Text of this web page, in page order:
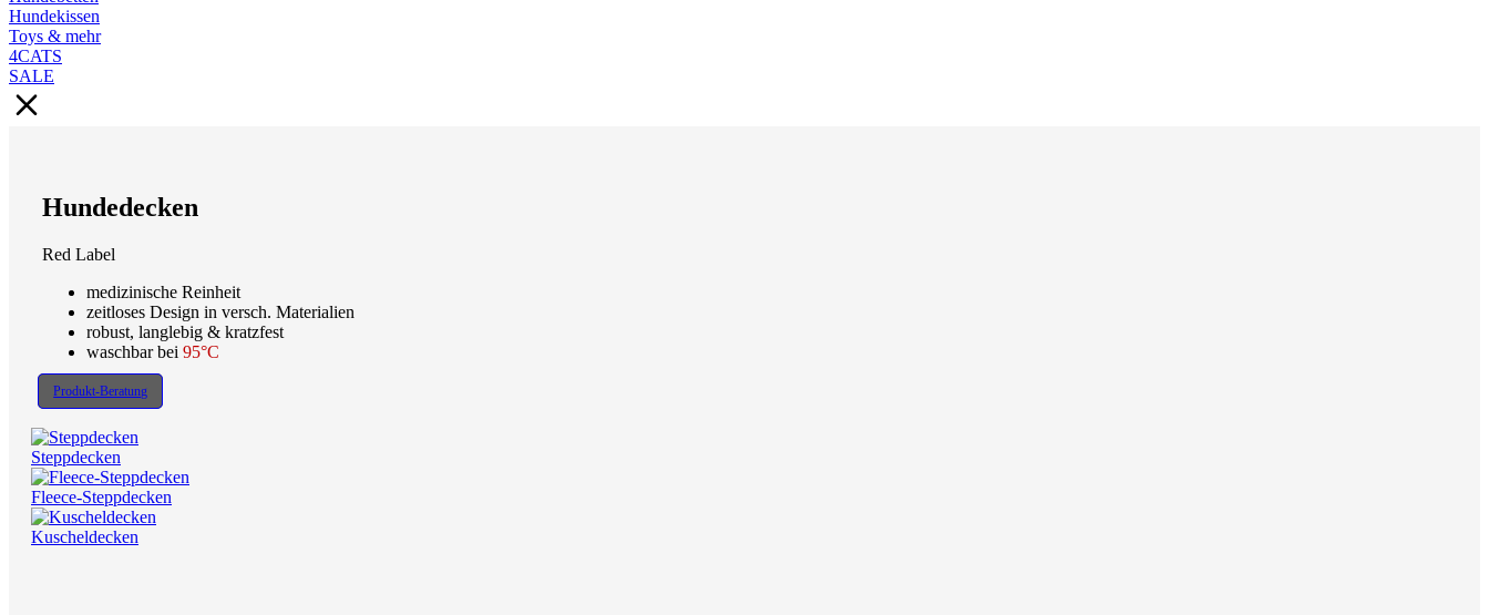
Hundekissen
Toys & mehr
4CATS
SALE
Hundedecken
Red Label
medizinische Reinheit
zeitloses Design in versch. Materialien
robust, langlebig & kratzfest
waschbar bei 95°C
Produkt-Beratung
Steppdecken
Fleece-Steppdecken
Kuscheldecken